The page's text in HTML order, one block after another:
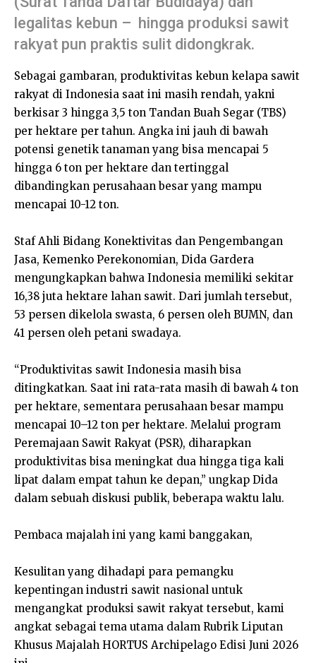
legalitas kebun – hingga produksi sawit
rakyat pun praktis sulit didongkrak.
Sebagai gambaran, produktivitas kebun kelapa sawit
rakyat di Indonesia saat ini masih rendah, yakni
berkisar 3 hingga 3,5 ton Tandan Buah Segar (TBS)
per hektare per tahun. Angka ini jauh di bawah
potensi genetik tanaman yang bisa mencapai 5
hingga 6 ton per hektare dan tertinggal
dibandingkan perusahaan besar yang mampu
mencapai 10-12 ton.
Staf Ahli Bidang Konektivitas dan Pengembangan
Jasa, Kemenko Perekonomian, Dida Gardera
mengungkapkan bahwa Indonesia memiliki sekitar
16,38 juta hektare lahan sawit. Dari jumlah tersebut,
53 persen dikelola swasta, 6 persen oleh BUMN, dan
41 persen oleh petani swadaya.
“Produktivitas sawit Indonesia masih bisa
ditingkatkan. Saat ini rata-rata masih di bawah 4 ton
per hektare, sementara perusahaan besar mampu
mencapai 10–12 ton per hektare. Melalui program
Peremajaan Sawit Rakyat (PSR), diharapkan
produktivitas bisa meningkat dua hingga tiga kali
lipat dalam empat tahun ke depan,” ungkap Dida
dalam sebuah diskusi publik, beberapa waktu lalu.
Pembaca majalah ini yang kami banggakan,
Kesulitan yang dihadapi para pemangku
kepentingan industri sawit nasional untuk
mengangkat produksi sawit rakyat tersebut, kami
angkat sebagai tema utama dalam Rubrik Liputan
Khusus Majalah HORTUS Archipelago Edisi Juni 2026